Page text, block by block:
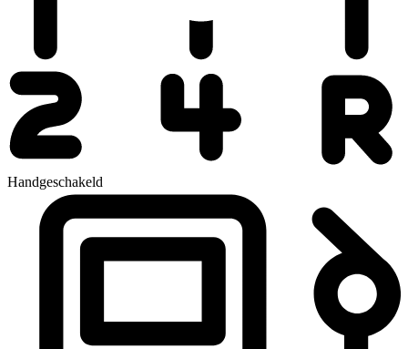
Handgeschakeld